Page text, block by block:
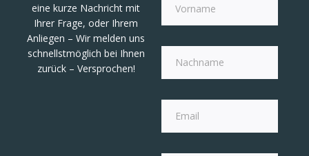
eine kurze Nachricht mit
Ihrer Frage, oder Ihrem
Anliegen – Wir melden uns
schnellstmöglich bei Ihnen
zurück – Versprochen!